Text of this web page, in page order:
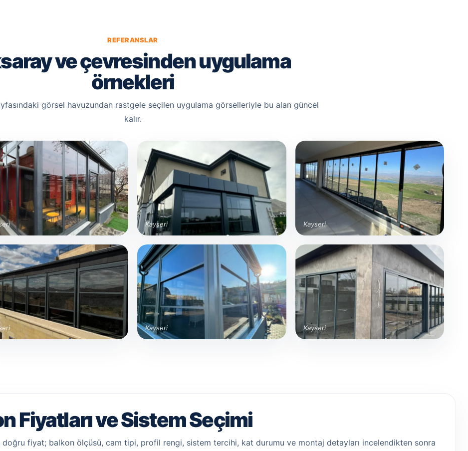
REFERANSLAR
ve çevresinden uygulama
örnekleri
görsel havuzundan rastgele seçilen uygulama görselleriyle bu alan güncel
kalır.
Kayseri Kayseri
Kayseri Kayseri
Fiyatları ve Sistem Seçimi
doğru fiyat; balkon ölçüsü, cam tipi, profil rengi, sistem tercihi, kat durumu ve montaj detayları incelendikten sonra